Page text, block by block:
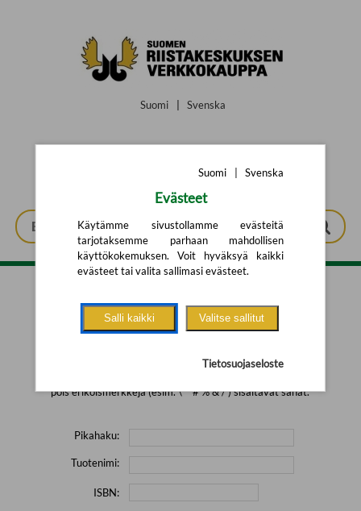
Suomi Svenska
Tarkennettu haku
pois erikoismerkkejä (esim. \' " # % & / ) sisältävät sanat.
Pikahaku:
Tuotenimi:
ISBN:
Suomi Svenska
Evästeet
Käytämme sivustollamme evästeitä
tarjotaksemme parhaan mahdollisen
käyttökokemuksen. Voit hyväksyä kaikki
evästeet tai valita sallimasi evästeet.
Salli kaikki Valitse sallitut
Tietosuojaseloste